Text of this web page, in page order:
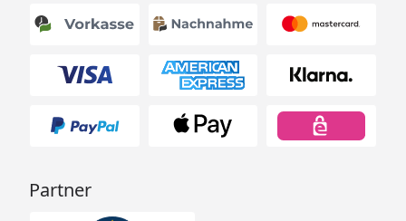
Partner